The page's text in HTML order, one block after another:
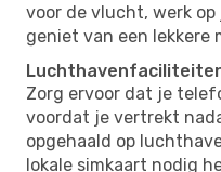
voor de vlucht, werk
geniet van een
Zorg ervoor dat je
voordat je vertrekt
opgehaald op
lokale simkaart nodig